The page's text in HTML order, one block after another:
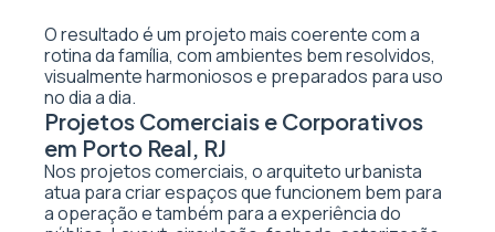
O resultado é um projeto mais coerente com a
rotina da família, com ambientes bem resolvidos,
visualmente harmoniosos e preparados para uso
no dia a dia.
Projetos Comerciais e Corporativos
em Porto Real, RJ
Nos projetos comerciais, o arquiteto urbanista
atua para criar espaços que funcionem bem para
a operação e também para a experiência do